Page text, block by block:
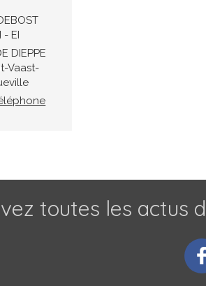
- EI
DIEPPE
Vaast-
toutes les actus